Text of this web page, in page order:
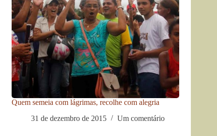
Quem semeia com lágrimas, recolhe com alegria
31 de dezembro de 2015
Um comentário